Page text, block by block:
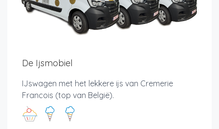
De Ijsmobiel
IJswagen met het lekkere ijs van Cremerie
Francois (top van België).